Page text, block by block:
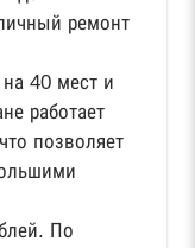
ремонт
на 40 мест и
работает
позволяет
По